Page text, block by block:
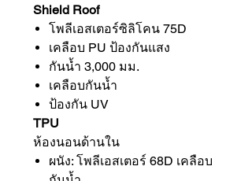
Shield Roof
โพลีเอสเตอร์ซิลิโคน 75D
เคลือบ PU ป้องกันแสง
กันน้ำ 3,000 มม.
เคลือบกันน้ำ
ป้องกัน UV
TPU
ห้องนอนด้านใน
ผนัง: โพลีเอสเตอร์ 68D เคลือบ